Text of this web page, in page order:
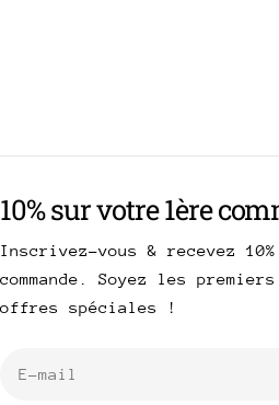
10% sur votre 1ère
Inscrivez-vous & recevez
commande. Soyez les
offres spéciales !